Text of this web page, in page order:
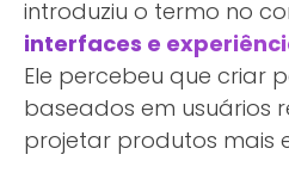
introduziu o termo no
interfaces e
Ele percebeu que criar
baseados em usuários
projetar produtos mais